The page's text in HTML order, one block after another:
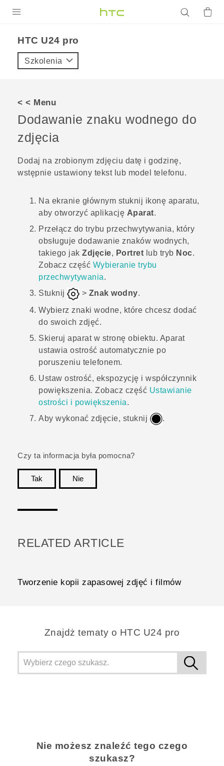
VIVE
VIVERSE
POMOC TECHNICZNA
Urządzenia i akcesoria HTC
Zaloguj się
HTC U24 pro‎
Szkolenia
< < Menu
Dodawanie znaku wodnego do
zdjęcia
Dodaj na zrobionym zdjęciu datę i godzinę,
wstępnie ustawiony tekst lub model telefonu.
Na ekranie głównym stuknij ikonę aparatu,
aby otworzyć aplikację Aparat.
Przełącz do trybu przechwytywania, który
obsługuje dodawanie znaków wodnych,
takiego jak Zdjęcie, Portret lub tryb Noc.
Zobacz część Wybieranie trybu
przechwytywania.
Stuknij
> Znak wodny.
Wybierz znaki wodne, które chcesz dodać
do swoich zdjęć.
Skieruj aparat w stronę obiektu. Aparat
ustawia ostrość automatycznie po
poruszeniu telefonem.
Ustaw ostrość, ekspozycję i współczynnik
powiększenia. Zobacz część Ustawianie
ostrości i powiększenia.
Aby wykonać zdjęcie, stuknij
.
Czy ta informacja była pomocna?
Tak
Nie
RELATED ARTICLE
Tworzenie kopii zapasowej zdjęć i filmów
Znajdż tematy o HTC U24 pro
Nie możesz znaleźć tego czego
szukasz?